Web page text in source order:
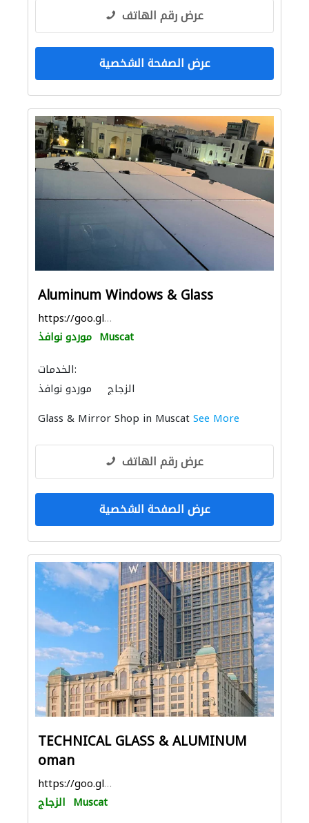
عرض رقم الهاتف
عرض الصفحة الشخصية
Aluminum Windows & Glass
https://goo.gl/maps/whdyWE3ub8u44ZwB6
موردو نوافذ Muscat
الخدمات:
موردو نوافذ
الزجاج
Glass & Mirror Shop in MuscatSee More
عرض رقم الهاتف
عرض الصفحة الشخصية
TECHNICAL GLASS & ALUMINUM
oman
https://goo.gl/maps/FnJjXqtvtTF2tb686
الزجاج Muscat